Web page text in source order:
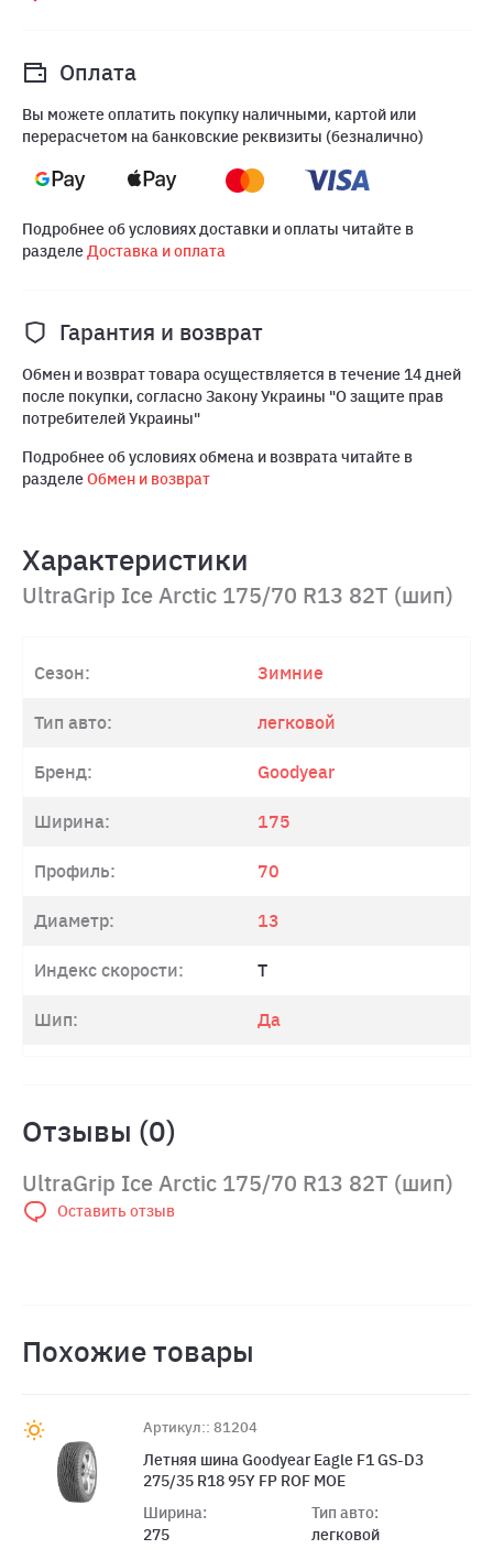
Оплата
Вы можете оплатить покупку наличными, картой или
перерасчетом на банковские реквизиты (безналично)
Подробнее об условиях доставки и оплаты читайте в
разделеДоставка и оплата
Гарантия и возврат
Обмен и возврат товара осуществляется в течение 14 дней
после покупки, согласно Закону Украины "О защите прав
потребителей Украины"
Подробнее об условиях обмена и возврата читайте в
разделеОбмен и возврат
Характеристики
UltraGrip Ice Arctic 175/70 R13 82T (шип)
Сезон: Зимние
Тип авто: легковой
Бренд: Goodyear
Ширина: 175
Профиль: 70
Диаметр: 13
Индекс скорости: T
Шип: Да
Отзывы (0)
UltraGrip Ice Arctic 175/70 R13 82T (шип)
Оставить отзыв
Похожие товары
Артикул:: 81204
Летняя шина Goodyear Eagle F1 GS-D3
275/35 R18 95Y FP ROF MOE
Ширина:
275
Тип авто:
легковой